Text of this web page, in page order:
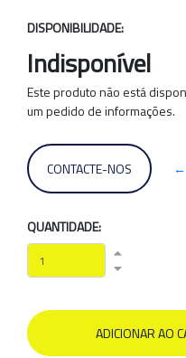
DISPONIBILIDADE:
Indisponível
Este produto não está
um pedido de informações.
CONTACTE-NOS ←
QUANTIDADE: